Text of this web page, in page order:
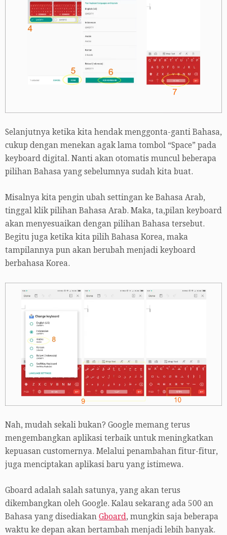
Selanjutnya ketika kita hendak menggonta-ganti Bahasa,
cukup dengan menekan agak lama tombol “Space” pada
keyboard digital. Nanti akan otomatis muncul beberapa
pilihan Bahasa yang sebelumnya sudah kita buat.
Misalnya kita pengin ubah settingan ke Bahasa Arab,
tinggal klik pilihan Bahasa Arab. Maka, ta,pilan keyboard
akan menyesuaikan dengan pilihan Bahasa tersebut.
Begitu juga ketika kita pilih Bahasa Korea, maka
tampilannya pun akan berubah menjadi keyboard
berbahasa Korea.
Nah, mudah sekali bukan? Google memang terus
mengembangkan aplikasi terbaik untuk meningkatkan
kepuasan customernya. Melalui penambahan fitur-fitur,
juga menciptakan aplikasi baru yang istimewa.
Gboard adalah salah satunya, yang akan terus
dikembangkan oleh Google. Kalau sekarang ada 500 an
Bahasa yang disediakan Gboard, mungkin saja beberapa
waktu ke depan akan bertambah menjadi lebih banyak.